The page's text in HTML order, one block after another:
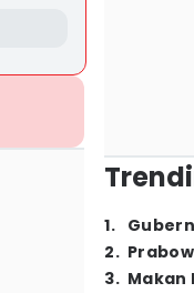
1.
2.
3. Makan